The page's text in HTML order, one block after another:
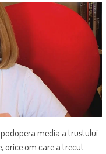
media a trustului
orice om care a trecut